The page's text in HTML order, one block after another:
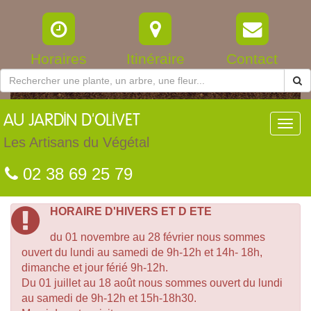
Horaires Itinéraire Contact
AU JARDIN D'OLIVET
Les Artisans du Végétal
02 38 69 25 79
HORAIRE D'HIVERS ET D ETE
du 01 novembre au 28 février nous sommes
ouvert du lundi au samedi de 9h-12h et 14h- 18h,
dimanche et jour férié 9h-12h.
Du 01 juillet au 18 août nous sommes ouvert du lundi
au samedi de 9h-12h et 15h-18h30.